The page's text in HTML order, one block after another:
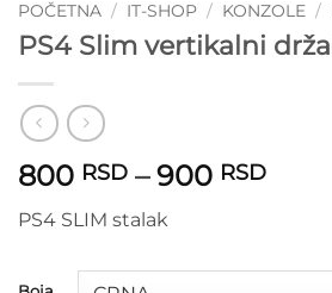
POČETNA / IT-SHOP / KONZOLE /
PS4 Slim vertikalni
800 RSD – 900 RSD
PS4 SLIM stalak